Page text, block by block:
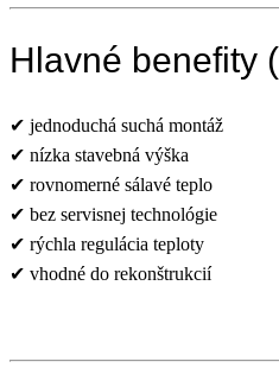
Hlavné benefity
✔ jednoduchá suchá montáž
✔ nízka stavebná výška
✔ rovnomerné sálavé teplo
✔ bez servisnej technológie
✔ rýchla regulácia teploty
✔ vhodné do rekonštrukcií